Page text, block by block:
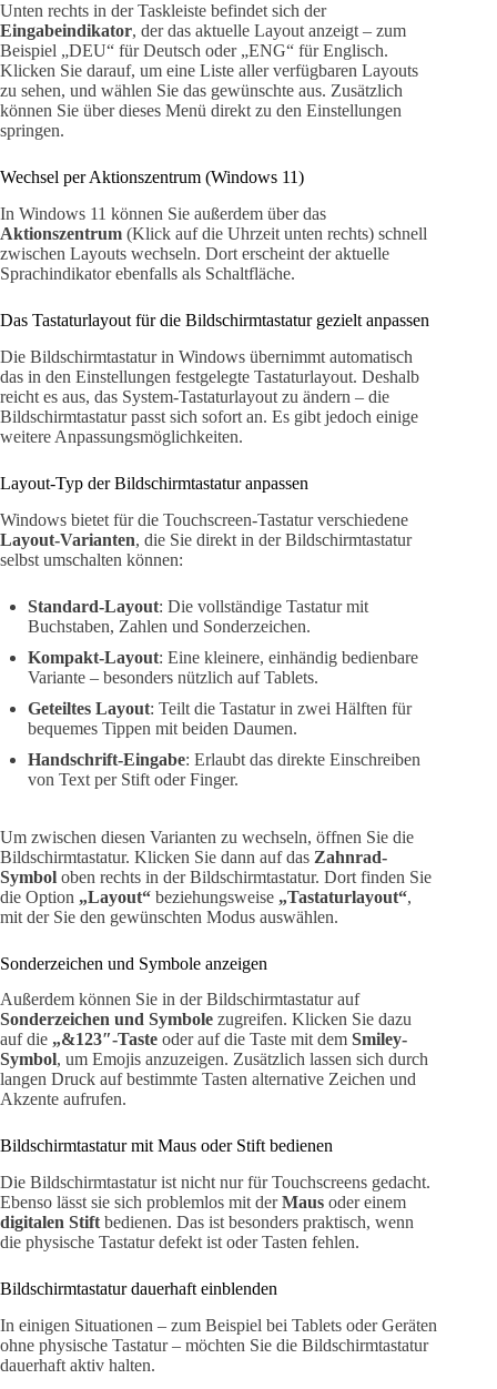
Unten rechts in der Taskleiste befindet sich der
Eingabeindikator, der das aktuelle Layout anzeigt – zum
Beispiel „DEU“ für Deutsch oder „ENG“ für Englisch.
Klicken Sie darauf, um eine Liste aller verfügbaren Layouts
zu sehen, und wählen Sie das gewünschte aus. Zusätzlich
können Sie über dieses Menü direkt zu den Einstellungen
springen.
Wechsel per Aktionszentrum (Windows 11)
In Windows 11 können Sie außerdem über das
Aktionszentrum (Klick auf die Uhrzeit unten rechts) schnell
zwischen Layouts wechseln. Dort erscheint der aktuelle
Sprachindikator ebenfalls als Schaltfläche.
Das Tastaturlayout für die Bildschirmtastatur gezielt anpassen
Die Bildschirmtastatur in Windows übernimmt automatisch
das in den Einstellungen festgelegte Tastaturlayout. Deshalb
reicht es aus, das System-Tastaturlayout zu ändern – die
Bildschirmtastatur passt sich sofort an. Es gibt jedoch einige
weitere Anpassungsmöglichkeiten.
Layout-Typ der Bildschirmtastatur anpassen
Windows bietet für die Touchscreen-Tastatur verschiedene
Layout-Varianten, die Sie direkt in der Bildschirmtastatur
selbst umschalten können:
Standard-Layout: Die vollständige Tastatur mit
Buchstaben, Zahlen und Sonderzeichen.
Kompakt-Layout: Eine kleinere, einhändig bedienbare
Variante – besonders nützlich auf Tablets.
Geteiltes Layout: Teilt die Tastatur in zwei Hälften für
bequemes Tippen mit beiden Daumen.
Handschrift-Eingabe: Erlaubt das direkte Einschreiben
von Text per Stift oder Finger.
Um zwischen diesen Varianten zu wechseln, öffnen Sie die
Bildschirmtastatur. Klicken Sie dann auf das Zahnrad-
Symbol oben rechts in der Bildschirmtastatur. Dort finden Sie
die Option „Layout“ beziehungsweise „Tastaturlayout“,
mit der Sie den gewünschten Modus auswählen.
Sonderzeichen und Symbole anzeigen
Außerdem können Sie in der Bildschirmtastatur auf
Sonderzeichen und Symbole zugreifen. Klicken Sie dazu
auf die „&123″-Taste oder auf die Taste mit dem Smiley-
Symbol, um Emojis anzuzeigen. Zusätzlich lassen sich durch
langen Druck auf bestimmte Tasten alternative Zeichen und
Akzente aufrufen.
Bildschirmtastatur mit Maus oder Stift bedienen
Die Bildschirmtastatur ist nicht nur für Touchscreens gedacht.
Ebenso lässt sie sich problemlos mit derMaus oder einem
digitalen Stift bedienen. Das ist besonders praktisch, wenn
die physische Tastatur defekt ist oder Tasten fehlen.
Bildschirmtastatur dauerhaft einblenden
In einigen Situationen – zum Beispiel bei Tablets oder Geräten
ohne physische Tastatur – möchten Sie die Bildschirmtastatur
dauerhaft aktiv halten.